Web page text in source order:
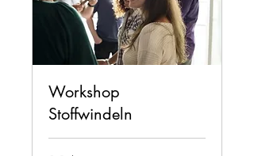
Workshop
Stoffwindeln